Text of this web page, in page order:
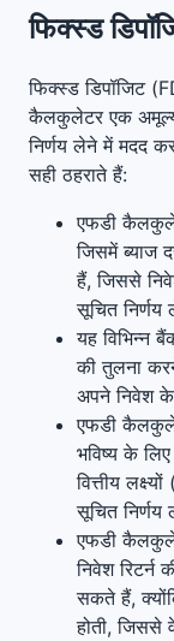
फिक्स्ड
फिक्स्ड डिपॉजिट
कैलकुलेटर एक
निर्णय लेने में मदद
सही ठहराते हैं:
एफडी
जिसमें ब्याज
हैं, जिससे
सूचित निर्णय
यह विभिन्न
की तुलना
अपने निवेश
एफडी
भविष्य के
वित्तीय
सूचित निर्णय
एफडी
निवेश
सकते हैं,
होती, जिससे